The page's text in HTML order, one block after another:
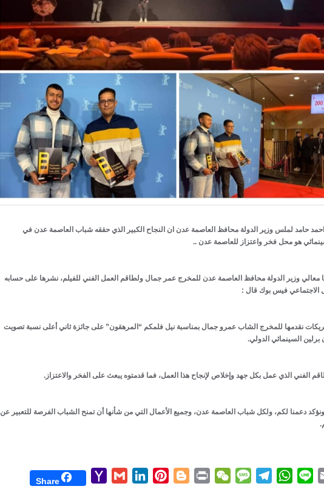
احمد حامد لملس وزير الدولة محافظ العاصمة عدن ان النجاح الكبير الذي حققه شباب العاصمة عدن في
هو محل فخر واعتزاز للعاصمة عدن ..
معالي وزير الدولة محافظ العاصمة عدن للمخرج عمر جمال ولطاقم العمل الفني للفيلم، نشرها على حسابه
الاجتماعي فيس بوك قال :
نقدمها للمخرج الشاب عمرو جمال بمناسبة نيل فلمكم “المرهقون” على جائزة ثاني أعلى نسبة تصويت
السينمائي الدولي.
الفني الذي عمل بكل جهد وإخلاص لإنجاح هذا العمل، فما قدمتوه يبعث على الفخر والاعتزاز.
دعمنا لكم، ولكل شباب العاصمة عدن، وجميع الأعمال التي من شأنها أن تمنح الشباب الفرصة للتعبير عن
Email
Line
WhatsApp
Telegram
Message
WeChat
Print
Blogger
Pinterest
LinkedIn
Gmail
Yahoo
Share